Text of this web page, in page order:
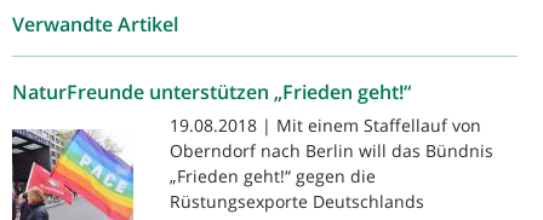
Verwandte Artikel
NaturFreunde unterstützen „Frieden geht!“
19.08.2018 | Mit einem Staffellauf von
Oberndorf nach Berlin will das Bündnis
„Frieden geht!“ gegen die
Rüstungsexporte Deutschlands